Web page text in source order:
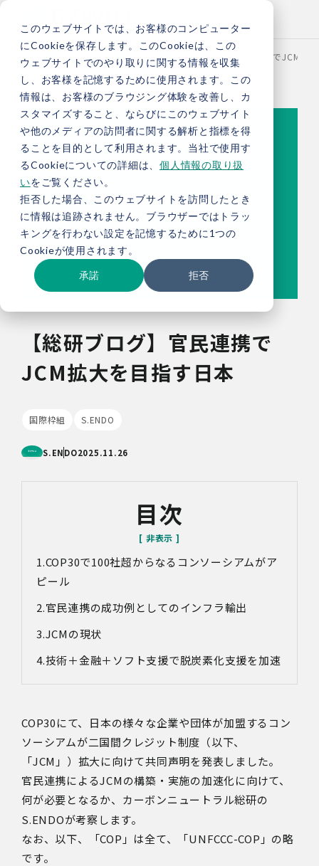
このウェブサイトでは、お客様のコンピューター
にCookieを保存します。このCookieは、この
ウェブサイトでのやり取りに関する情報を収集
し、お客様を記憶するために使用されます。この
情報は、お客様のブラウジング体験を改善し、カ
スタマイズすること、ならびにこのウェブサイト
や他のメディアの訪問者に関する解析と指標を得
ることを目的として利用されます。当社で使用す
るCookieについての詳細は、 個人情報の取り扱
いをご覧ください。
拒否した場合、このウェブサイトを訪問したとき
に情報は追跡されません。ブラウザーではトラッ
キングを行わない設定を記憶するために1つの
Cookieが使用されます。
承諾 拒否
TOP お役立ち情報 ブログ 【総研ブログ】官民連携でJCM拡
【総研ブログ】官民連携で
JCM拡大を目指す日本
国際枠組 S.ENDO
S.ENDO2025.11.26
目次
COP30で100社超からなるコンソーシアムがア
ピール
官民連携の成功例としてのインフラ輸出
JCMの現状
技術＋金融＋ソフト支援で脱炭素化支援を加速
COP30にて、日本の様々な企業や団体が加盟するコン
ソーシアムが二国間クレジット制度（以下、
「JCM 」）拡大に向けて共同声明を発表しました。
官民連携によるJCMの構築・実施の加速化に向けて、
何が必要となるか、カーボンニュートラル総研の
S.ENDOが考察します。
なお、以下、「COP 」は全て、「UNFCCC-COP 」の略
です。